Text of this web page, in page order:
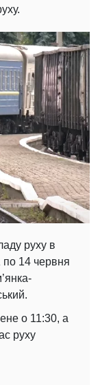
руху в
по 14 червня
о 11:30, а
руху